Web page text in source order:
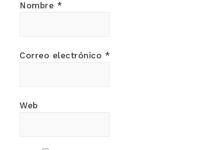
Nombre *
Correo electrónico *
Web